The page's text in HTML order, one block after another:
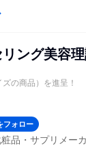
ング美容
の商品）を進呈！
フォロー
品・サプリメー